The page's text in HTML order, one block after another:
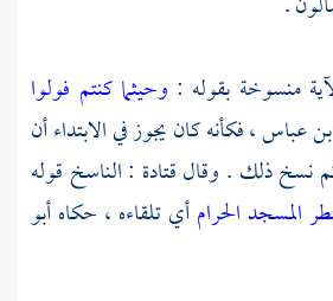
منسوخة بقوله : وحيثما كنتم فولوا
عباس، فكأنه كان يجوز في الابتداء أن
نسخ ذلك . وقالقتادة : الناسخ قوله
الحرامأي تلقاءه ، حكاهأبو